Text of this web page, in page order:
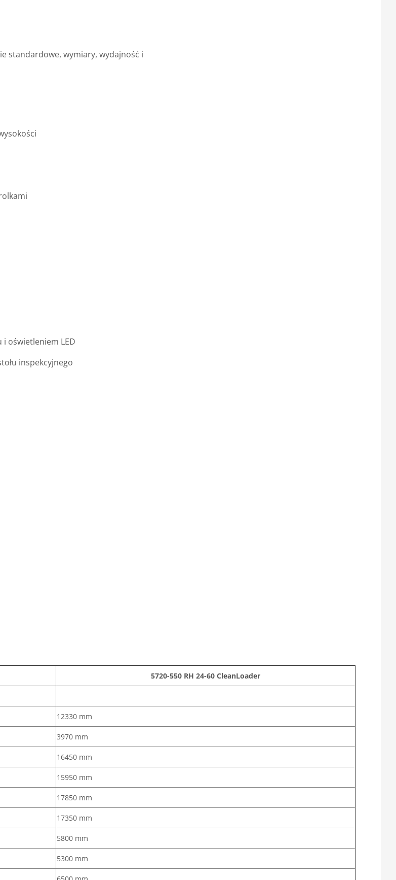
standardowe, wymiary, wydajność i
oświetleniem LED
inspekcyjnego
5720-550 RH 24-60 CleanLoader
12330 mm
3970 mm
16450 mm
15950 mm
17850 mm
17350 mm
5800 mm
5300 mm